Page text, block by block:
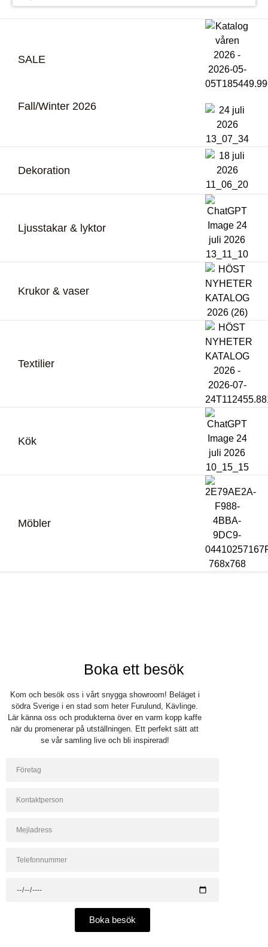
SALE
Fall/Winter 2026
Dekoration
Ljusstakar & lyktor
Krukor & vaser
Textilier
Kök
Möbler
Boka ett besök
Kom och besök oss i vårt snygga showroom! Beläget i
södra Sverige i en stad som heter Furulund, Kävlinge.
Lär känna oss och produkterna över en varm kopp kaffe
när du promenerar på utställningen. Ett perfekt sätt att
se vår samling live och bli inspirerad!
Boka besök